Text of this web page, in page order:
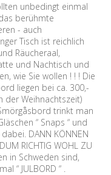
unbedingt einmal
berühmte
- auch
Tisch ist reichlich
Räucheraal,
und Nachtisch und
wie Sie wollen ! ! ! Die
liegen bei ca. 300,-
der Weihnachtszeit)
trinkt man
“ Snaps “ und
DANN KÖNNEN
RICHTIG WOHL ZU
in Schweden sind,
“ JULBORD “ .